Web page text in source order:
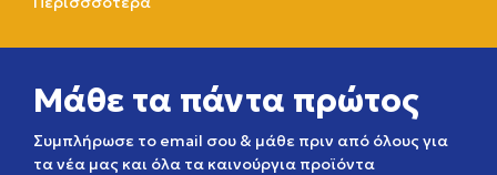
Μάθε τα πάντα πρώτος
Συμπλήρωσε το email σου & μάθε πριν από όλους για
τα νέα μας και όλα τα καινούργια προϊόντα